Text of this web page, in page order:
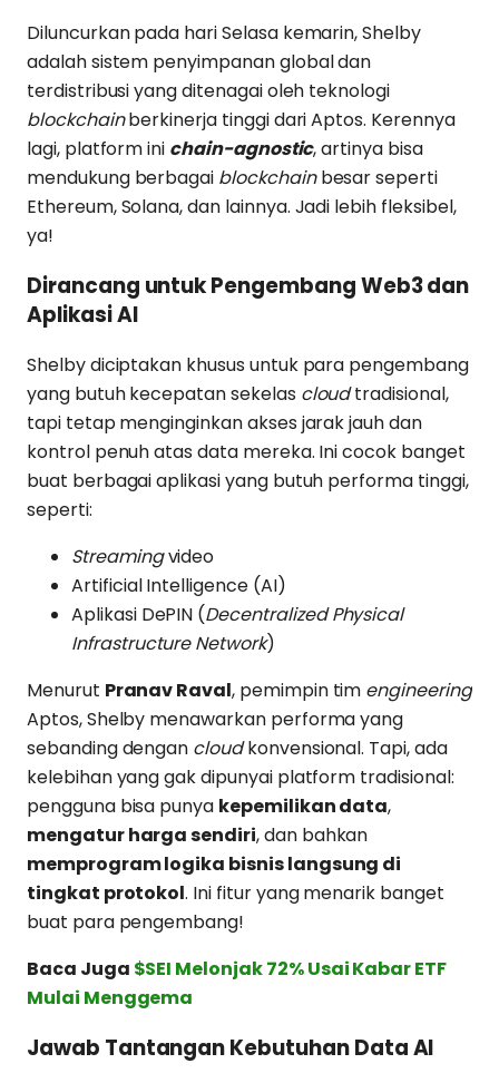
Diluncurkan pada hari Selasa kemarin, Shelby
adalah sistem penyimpanan global dan
terdistribusi yang ditenagai oleh teknologi
blockchainberkinerja tinggi dari Aptos. Kerennya
lagi, platform ini chain-agnostic, artinya bisa
mendukung berbagai blockchainbesar seperti
Ethereum, Solana, dan lainnya. Jadi lebih fleksibel,
ya!
Dirancang untuk Pengembang Web3 dan
Aplikasi AI
Shelby diciptakan khusus untuk para pengembang
yang butuh kecepatan sekelas cloudtradisional,
tapi tetap menginginkan akses jarak jauh dan
kontrol penuh atas data mereka. Ini cocok banget
buat berbagai aplikasi yang butuh performa tinggi,
seperti:
Streamingvideo
Artificial Intelligence (AI)
Aplikasi DePIN (Decentralized Physical
Infrastructure Network)
Menurut Pranav Raval, pemimpin tim engineering
Aptos, Shelby menawarkan performa yang
sebanding dengan cloudkonvensional. Tapi, ada
kelebihan yang gak dipunyai platform tradisional:
pengguna bisa punya kepemilikan data,
mengatur harga sendiri, dan bahkan
memprogram logika bisnis langsung di
tingkat protokol. Ini fitur yang menarik banget
buat para pengembang!
Baca Juga $SEI Melonjak 72% Usai Kabar ETF
Mulai Menggema
Jawab Tantangan Kebutuhan Data AI